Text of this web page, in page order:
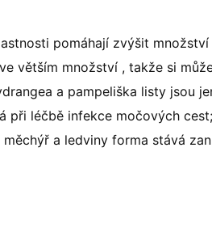
pomáhají zvýšit
větším množství , takže si
a pampeliška listy jsou
při léčbě infekce močových
a ledviny forma stává